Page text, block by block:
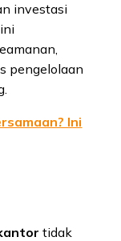
investasi
pengelolaan
Ini
tidak